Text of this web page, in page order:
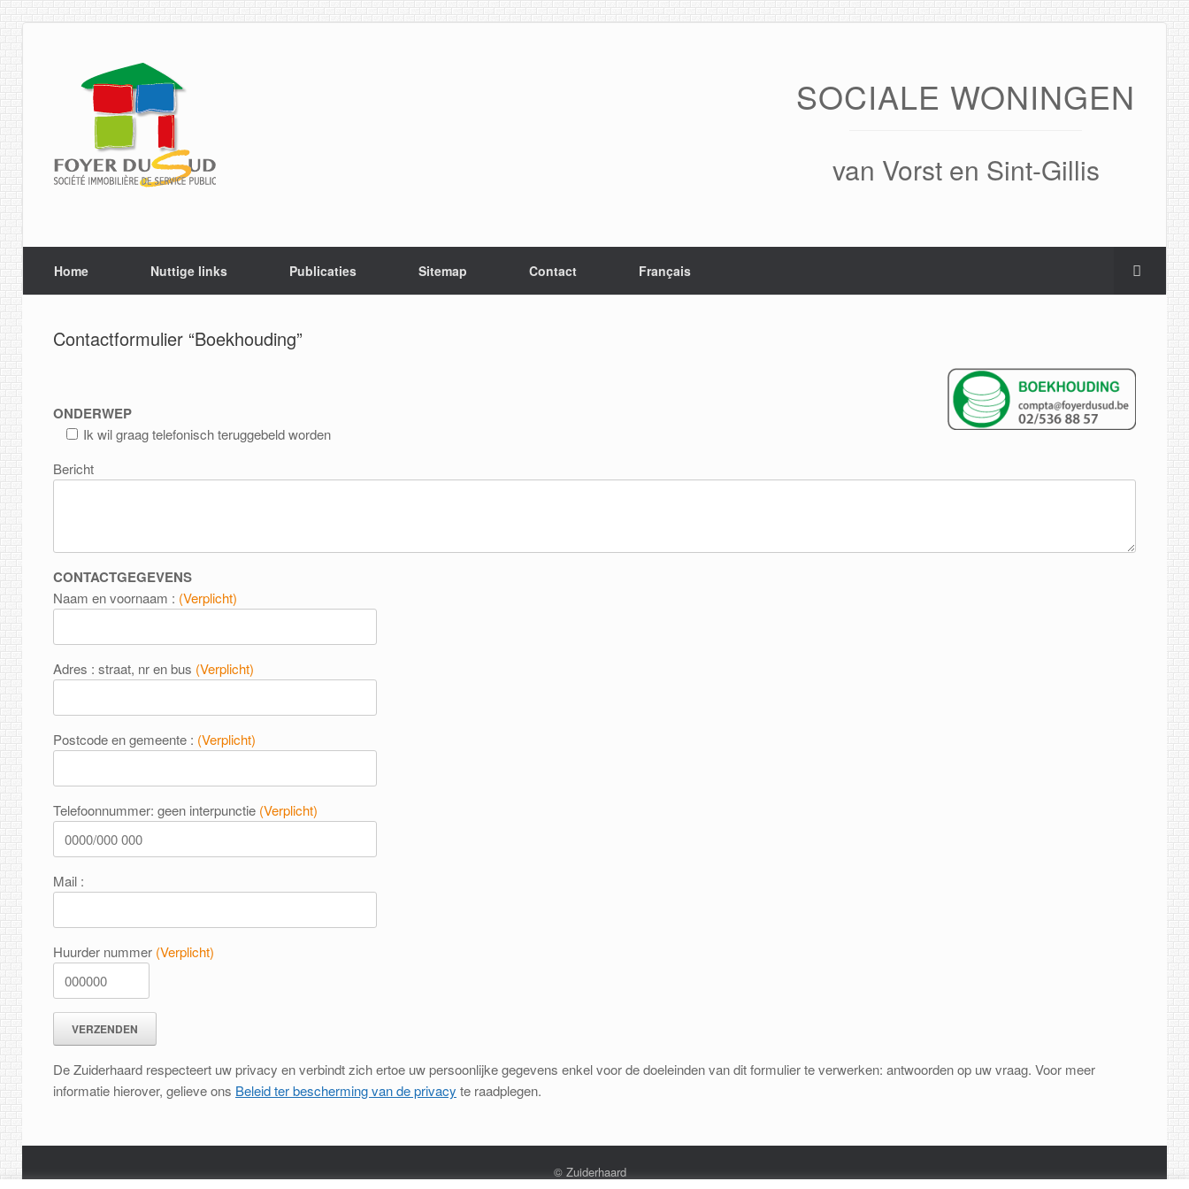
SOCIALE WONINGEN
van Vorst en Sint-Gillis
Home Nuttige links Publicaties Sitemap Contact Français
Contactformulier “Boekhouding”
ONDERWEP
Ik wil graag telefonisch teruggebeld worden
Bericht
CONTACTGEGEVENS
Naam en voornaam : (Verplicht)
Adres : straat, nr en bus (Verplicht)
Postcode en gemeente : (Verplicht)
Telefoonnummer: geen interpunctie (Verplicht)
Mail :
Huurder nummer (Verplicht)
De Zuiderhaard respecteert uw privacy en verbindt zich ertoe uw persoonlijke gegevens enkel voor de doeleinden van dit formulier te verwerken: antwoorden op uw vraag. Voor meer
informatie hierover, gelieve ons Beleid ter bescherming van de privacy te raadplegen.
© Zuiderhaard